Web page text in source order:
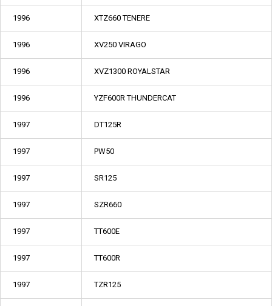
1996 XTZ660 TENERE
1996 XV250 VIRAGO
1996 XVZ1300 ROYALSTAR
1996 YZF600R THUNDERCAT
1997 DT125R
1997 PW50
1997 SR125
1997 SZR660
1997 TT600E
1997 TT600R
1997 TZR125